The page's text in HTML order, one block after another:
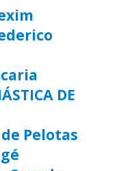
DE
Pelotas